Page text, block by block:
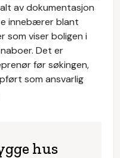
av dokumentasjon
innebærer blant
som viser boligen i
Det er
før søkingen,
som ansvarlig
hus